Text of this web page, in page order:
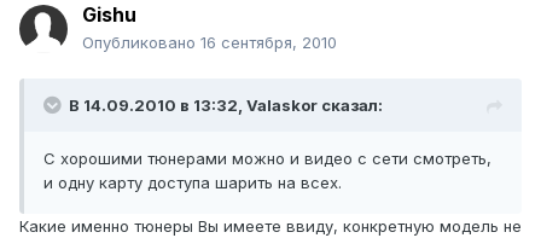
Gishu
Опубликовано 16 сентября, 2010
В 14.09.2010 в 13:32, Valaskor сказал:
С хорошими тюнерами можно и видео с сети смотреть,
и одну карту доступа шарить на всех.
Какие именно тюнеры Вы имеете ввиду, конкретную модель не